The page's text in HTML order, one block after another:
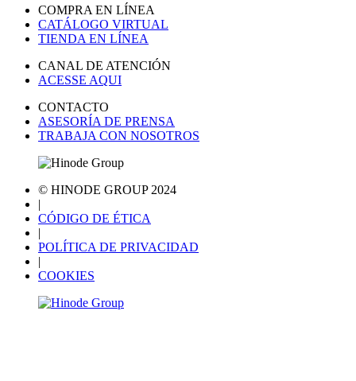
COMPRA EN LÍNEA
CATÁLOGO VIRTUAL
TIENDA EN LÍNEA
CANAL DE ATENCIÓN
ACESSE AQUI
CONTACTO
ASESORÍA DE PRENSA
TRABAJA CON NOSOTROS
© HINODE GROUP 2024
|
CÓDIGO DE ÉTICA
|
POLÍTICA DE PRIVACIDAD
|
COOKIES